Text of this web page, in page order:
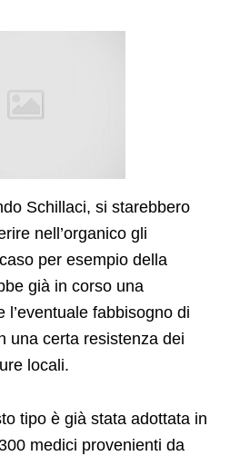
Schillaci, si starebbero
nell’organico gli
per esempio della
già in corso una
l’eventuale fabbisogno di
una certa resistenza dei
locali.
tipo è già stata adottata in
medici provenienti da